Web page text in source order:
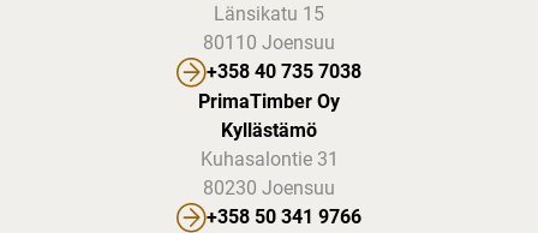
Länsikatu 15
80110 Joensuu
+358 40 735 7038
PrimaTimber Oy
Kyllästämö
Kuhasalontie 31
80230 Joensuu
+358 50 341 9766